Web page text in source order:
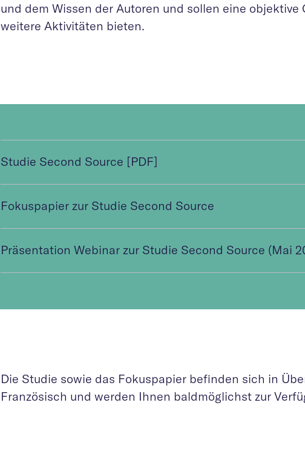
und dem Wissen der Autoren und sollen eine objektive
weitere Aktivitäten bieten.
Studie Second Source [PDF]
Fokuspapier zur Studie Second Source
Präsentation Webinar zur Studie Second Source (Mai
Die Studie sowie das Fokuspapier befinden sich in
Französisch und werden Ihnen baldmöglichst zur